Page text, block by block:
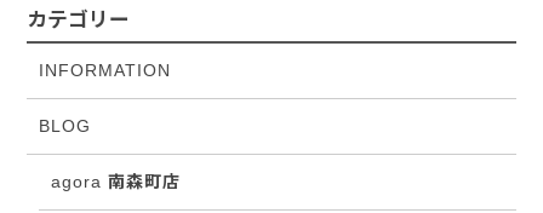
カテゴリー
INFORMATION
BLOG
agora 南森町店